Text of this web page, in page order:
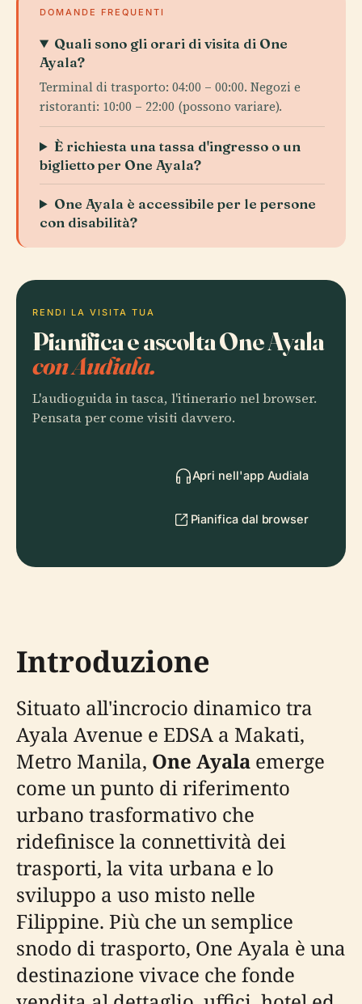
DOMANDE FREQUENTI
Quali sono gli orari di visita di One
Ayala?
Terminal di trasporto: 04:00 – 00:00. Negozi e
ristoranti: 10:00 – 22:00 (possono variare).
È richiesta una tassa d'ingresso o un
biglietto per One Ayala?
One Ayala è accessibile per le persone
con disabilità?
RENDI LA VISITA TUA
Pianifica e ascolta One Ayala
con Audiala.
L'audioguida in tasca, l'itinerario nel browser.
Pensata per come visiti davvero.
Apri nell'app Audiala
Pianifica dal browser
Introduzione
Situato all'incrocio dinamico tra
Ayala Avenue e EDSA a Makati,
Metro Manila, One Ayala emerge
come un punto di riferimento
urbano trasformativo che
ridefinisce la connettività dei
trasporti, la vita urbana e lo
sviluppo a uso misto nelle
Filippine. Più che un semplice
snodo di trasporto, One Ayala è una
destinazione vivace che fonde